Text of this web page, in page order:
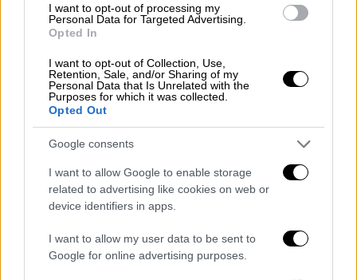
I want to opt-out of processing my
Personal Data for Targeted Advertising.
Opted In
I want to opt-out of Collection, Use,
Retention, Sale, and/or Sharing of my
Personal Data that Is Unrelated with the
Purposes for which it was collected.
Opted Out
Google consents
I want to allow Google to enable storage
related to advertising like cookies on web or
device identifiers in apps.
I want to allow my user data to be sent to
Google for online advertising purposes.
Ελλάδα|23.01.2022 18:00
Μήνυμα του 112 για επικίνδυνες
χιονοπτώσεις στην Αττική
Ελλάδα|23.01.2022 17:58
4.120 νέα κρούσματα σε Αττική, 1.182
σε Θεσσαλονίκη - Η κατανομή σε όλη
τη χώρα
Ελλάδα|23.01.2022 17:49
Η ανακοίνωση της περιφέρειας για
τα κλειστά σχολεία Δευτέρα και